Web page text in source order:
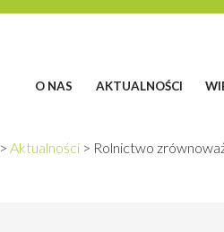
O NAS AKTUALNOŚCI
> Aktualności > Rolnictwo